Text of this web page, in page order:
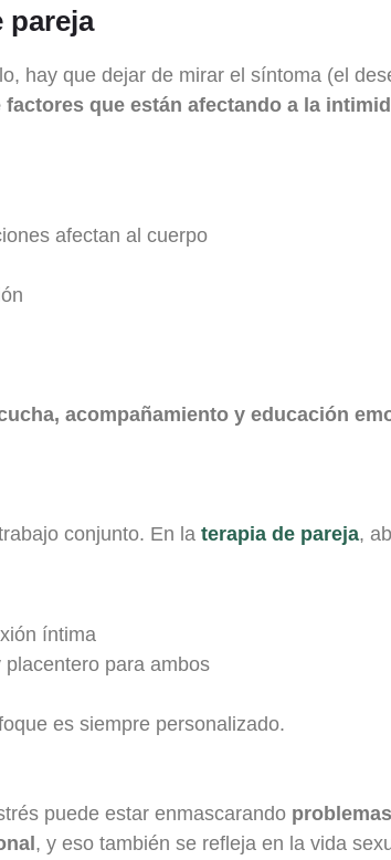
pareja
hay que dejar de mirar el síntoma (el
que están afectando a la
afectan al cuerpo
acompañamiento y educación
conjunto. En la terapia de pareja,
íntima
para ambos
es siempre personalizado.
puede estar enmascarando
, y eso también se refleja en la vida